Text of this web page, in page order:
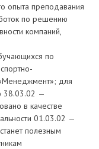
опыта преподавания
по решению
компаний,
по
для
38.03.02 —
в качестве
01.03.02 —
полезным